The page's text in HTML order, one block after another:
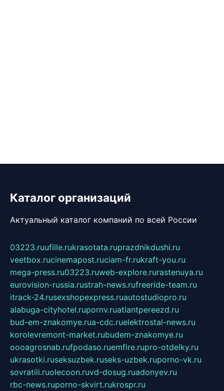
Каталог организаций
Актуальный каталог компаний по всей России
03223.ruufille.rukrasotata.ruprazdnikdushi.ru
veetbox.rucinemapost.ruciam-fr.rukraft-you.ru
mega-press.ru03223.ruweb-explore.rurastenuya.ru
eurovision-russia.rustrah-news.rufreeride-team.ru
itrack-24.rusexshopexpress.ruautostudiopro.ru
alabuga-cityhotel.rupornv.ruatlantpereezd.ru
bud-em-znakomye.rua-cdc.ruelektrostal-news.ru
korolevremont-market.rubudem-znakomye.ru
oooagrosnab.rufpodaso.ruemfire.rupro-otdelky.ru
ukrasotki.ruseksuzbek.ruseks-uzbek.ruporno-vk.ru
sovratili.ruolecoon.ruvd-dosug.ruadonyev.ru
rbc-news.ruporno-skvirt.rukrospr.ru